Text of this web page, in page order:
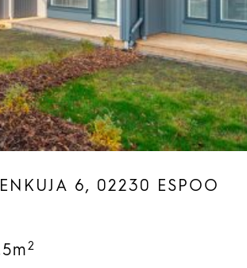
6, 02230 ESPOO
2